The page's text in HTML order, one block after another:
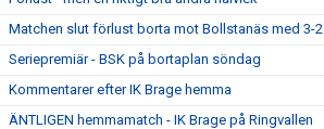
Matchen slut förlust borta mot Bollstanäs med 3-2
Seriepremiär - BSK på bortaplan söndag
Kommentarer efter IK Brage hemma
ÄNTLIGEN hemmamatch - IK Brage på Ringvallen